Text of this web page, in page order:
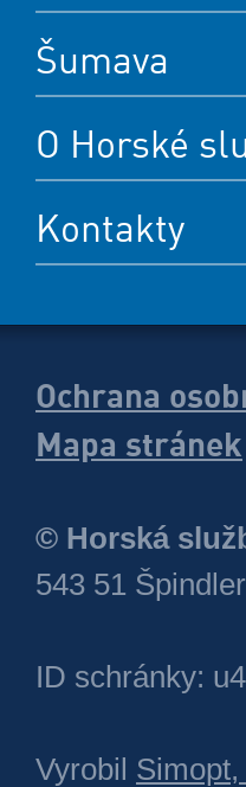
Šumava
O Horské
Kontakty
Ochrana
Mapa stránek
© Horská
543 51
ID schránky:
Vyrobil Simopt,